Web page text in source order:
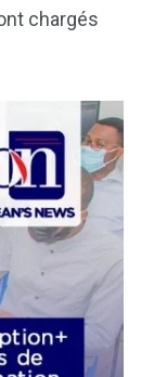
chargés
Zambie